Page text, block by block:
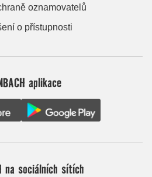
oznamovatelů
o přístupnosti
aplikace
na sociálních sítích